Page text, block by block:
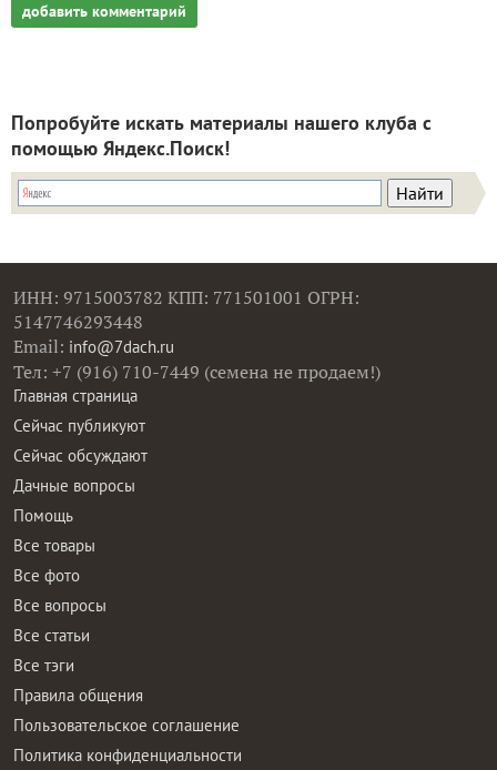
добавить комментарий
Попробуйте искать материалы нашего клуба с
помощью Яндекс.Поиск!
ИНН: 9715003782 КПП: 771501001 ОГРН:
5147746293448
Email: info@7dach.ru
Тел: +7 (916) 710-7449 (семена не продаем!)
Главная страница
Сейчас публикуют
Сейчас обсуждают
Дачные вопросы
Помощь
Все товары
Все фото
Все вопросы
Все статьи
Все тэги
Правила общения
Пользовательское соглашение
Политика конфиденциальности